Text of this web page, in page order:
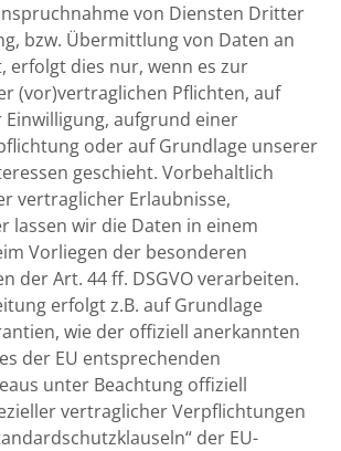
von Diensten Dritter
bzw. Übermittlung von Daten an
erfolgt dies nur, wenn es zur
(vor)vertraglichen Pflichten, auf
aufgrund einer
oder auf Grundlage unserer
geschieht. Vorbehaltlich
vertraglicher Erlaubnisse,
lassen wir die Daten in einem
Vorliegen der besonderen
der Art. 44 ff. DSGVO verarbeiten.
erfolgt z.B. auf Grundlage
wie der offiziell anerkannten
der EU entsprechenden
unter Beachtung offiziell
vertraglicher Verpflichtungen
der EU-